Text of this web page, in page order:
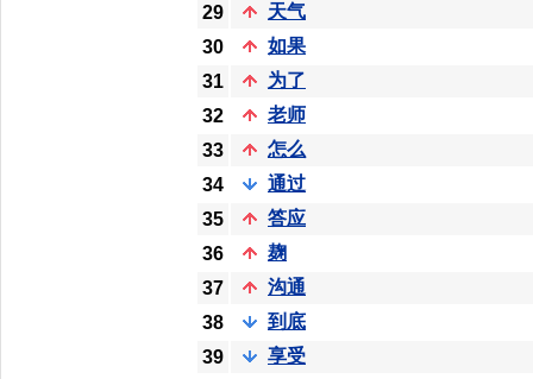
29
天气
30
如果
31
为了
32
老师
33
怎么
34
通过
35
答应
36
麹
37
沟通
38
到底
39
享受